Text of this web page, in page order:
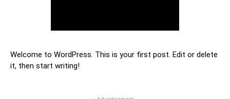
Welcome to WordPress. This is your first post. Edit or delete
it, then start writing!